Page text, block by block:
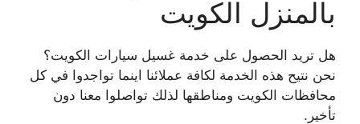
بالمنزل الكويت
هل تريد الحصول على خدمة غسيل سيارات الكويت؟
نحن نتيح هذه الخدمة لكافة عملائنا اينما تواجدوا في كل
محافظات الكويت ومناطقها لذلك تواصلوا معنا دون
تأخير.